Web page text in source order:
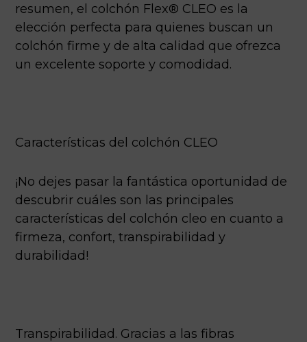
resumen, el colchón Flex® CLEO es la
elección perfecta para quienes buscan un
colchón firme y de alta calidad que ofrezca
un excelente soporte y comodidad.
Características del colchón CLEO
¡No dejes pasar la fantástica oportunidad de
descubrir cuáles son las principales
características del colchón cleo en cuanto a
firmeza, confort, transpirabilidad y
durabilidad!
Transpirabilidad. Gracias a las fibras